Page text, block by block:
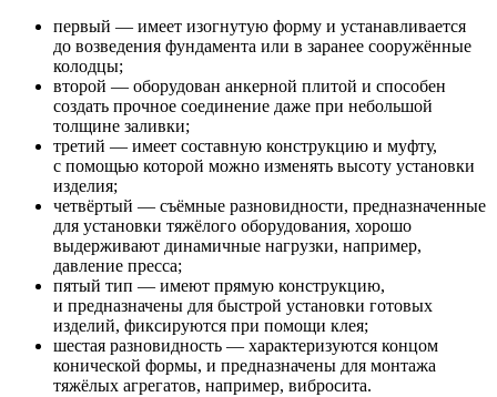
первый — имеет изогнутую форму и устанавливается
до возведения фундамента или в заранее сооружённые
колодцы;
второй — оборудован анкерной плитой и способен
создать прочное соединение даже при небольшой
толщине заливки;
третий — имеет составную конструкцию и муфту,
с помощью которой можно изменять высоту установки
изделия;
четвёртый — съёмные разновидности, предназначенные
для установки тяжёлого оборудования, хорошо
выдерживают динамичные нагрузки, например,
давление пресса;
пятый тип — имеют прямую конструкцию,
и предназначены для быстрой установки готовых
изделий, фиксируются при помощи клея;
шестая разновидность — характеризуются концом
конической формы, и предназначены для монтажа
тяжёлых агрегатов, например, вибросита.